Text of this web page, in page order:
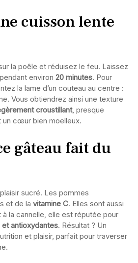
cuisson lente
la poêle et réduisez le feu. Laissez
environ 20 minutes. Pour
la lame d’un couteau au centre :
Vous obtiendrez ainsi une texture
croustillant, presque
cœur bien moelleux.
gâteau fait du
sucré. Les pommes
et de la vitamine C. Elles sont aussi
à la cannelle, elle est réputée pour
antioxydantes. Résultat ? Un
et plaisir, parfait pour traverser